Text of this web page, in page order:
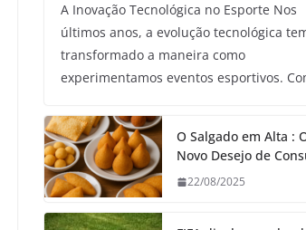
A Inovação Tecnológica no Esporte Nos
últimos anos, a evolução tecnológica
transformado a maneira como
experimentamos eventos esportivos.
O Salgado em Alta :
Novo Desejo de
22/08/2025